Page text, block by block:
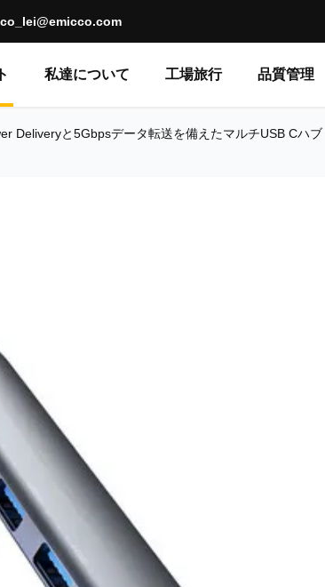
私達について 工場旅行 品質管理
Deliveryと5Gbpsデータ転送を備えたマルチUSB Cハブ